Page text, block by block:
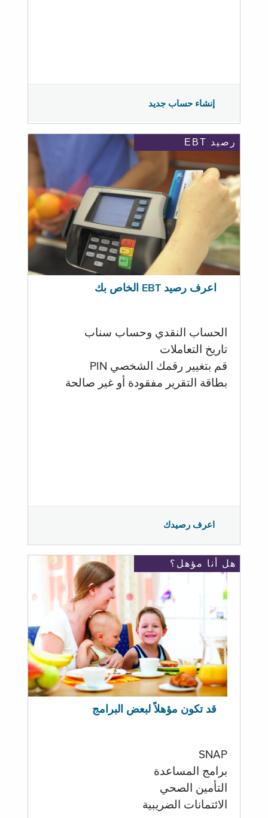
إنشاء حساب جديد
رصيد EBT
اعرف رصيد EBT الخاص بك
الحساب النقدي وحساب سناب
تاريخ التعاملات
قم بتغيير رقمك الشخصي PIN
بطاقة التقرير مفقودة أو غير صالحة
اعرف رصيدك
هل أنا مؤهل؟
قد تكون مؤهلاً لبعض البرامج
SNAP
برامج المساعدة
التأمين الصحي
الائتمانات الضريبية